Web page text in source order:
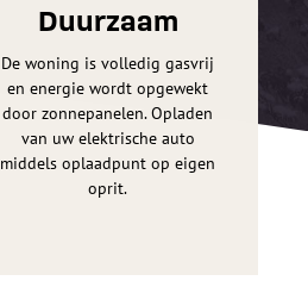
Duurzaam
De woning is volledig gasvrij
en energie wordt opgewekt
door zonnepanelen. Opladen
van uw elektrische auto
middels oplaadpunt op eigen
oprit.